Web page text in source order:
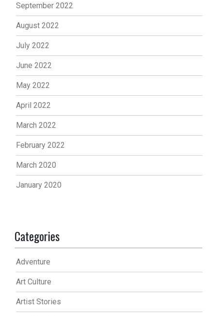
September 2022
August 2022
July 2022
June 2022
May 2022
April 2022
March 2022
February 2022
March 2020
January 2020
Categories
Adventure
Art Culture
Artist Stories